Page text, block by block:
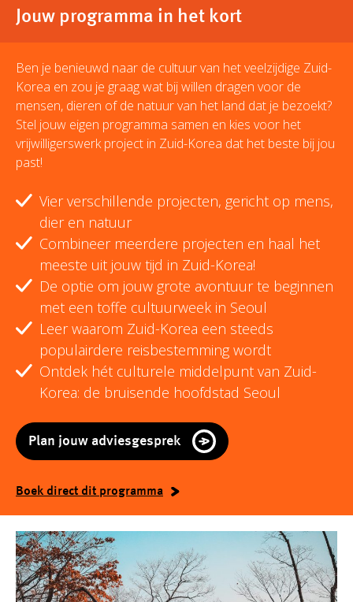
Jouw programma in het kort
Ben je benieuwd naar de cultuur van het veelzijdige Zuid-
Korea en zou je graag wat bij willen dragen voor de
mensen, dieren of de natuur van het land dat je bezoekt?
Stel jouw eigen programma samen en kies voor het
vrijwilligerswerk project in Zuid-Korea dat het beste bij jou
past!
Vier verschillende projecten, gericht op mens,
dier en natuur
Combineer meerdere projecten en haal het
meeste uit jouw tijd in Zuid-Korea!
De optie om jouw grote avontuur te beginnen
met een toffe cultuurweek in Seoul
Leer waarom Zuid-Korea een steeds
populairdere reisbestemming wordt
Ontdek hét culturele middelpunt van Zuid-
Korea: de bruisende hoofdstad Seoul
Plan jouw adviesgesprek
Boek direct dit programma